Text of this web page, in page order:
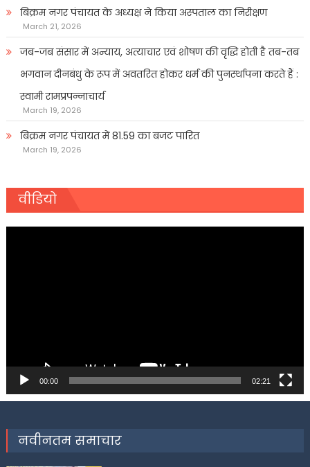
बिक्रम नगर पंचायत के अध्यक्ष ने किया अस्पताल का निरीक्षण
March 21, 2026
जब-जब संसार में अन्याय, अत्याचार एवं शोषण की वृद्धि होती है तब-तब
भगवान दीनबंधु के रूप में अवतरित होकर धर्म की पुनर्स्थापना करते हैं :
स्वामी रामप्रपन्नाचार्य
March 19, 2026
बिक्रम नगर पंचायत में 81.59 का बजट पारित
March 19, 2026
वीडियो
00:00 02:21
नवीनतम समाचार